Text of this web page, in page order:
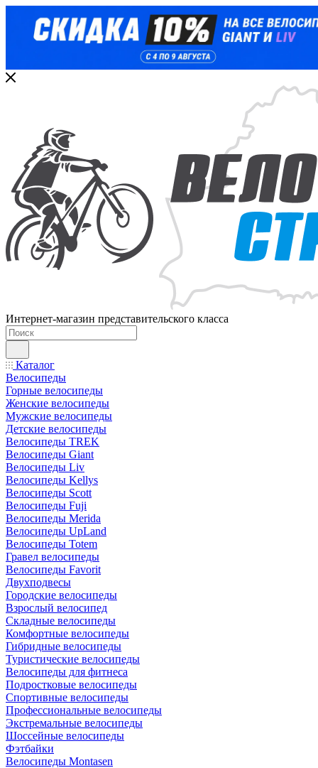
Интернет-магазин представительского класса
Каталог
Велосипеды
Горные велосипеды
Женские велосипеды
Мужские велосипеды
Детские велосипеды
Велосипеды TREK
Велосипеды Giant
Велосипеды Liv
Велосипеды Kellys
Велосипеды Scott
Велосипеды Fuji
Велосипеды Merida
Велосипеды UpLand
Велосипеды Totem
Гравел велосипеды
Велосипеды Favorit
Двухподвесы
Городские велосипеды
Взрослый велосипед
Складные велосипеды
Комфортные велосипеды
Гибридные велосипеды
Туристические велосипеды
Велосипеды для фитнеса
Подростковые велосипеды
Спортивные велосипеды
Профессиональные велосипеды
Экстремальные велосипеды
Шоссейные велосипеды
Фэтбайки
Велосипеды Montasen